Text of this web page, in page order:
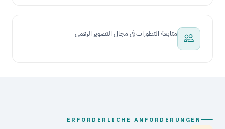
متابعة التطورات في مجال التصوير الرقمي
ERFORDERLICHE ANFORDERUNGEN